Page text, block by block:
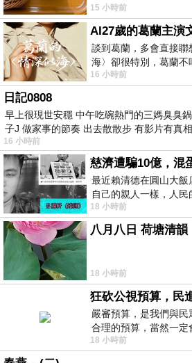
https://
15 小時前
談到葛蘭，多會直接
海〉卻很特別，葛蘭
心演戲。拍攝期間，經
16 小時前
日記0808
早上很現世安穩 中午吃碗熱門的三媽臭臭
子J 做家事的節奏 出去散散步 有影片有真
16 小時前
慈濟遭騙10億，混
最近賴清德在圓山大
自己的親人一樣，人
民如親，說的這麼好聽
18 小時前
八月八日 荷塘清韻
18 小時前
狂砍公視預算，民
嚴審預算，是我們與
合理的預算，當然一
要編列公視和Taiwan
18 小時前